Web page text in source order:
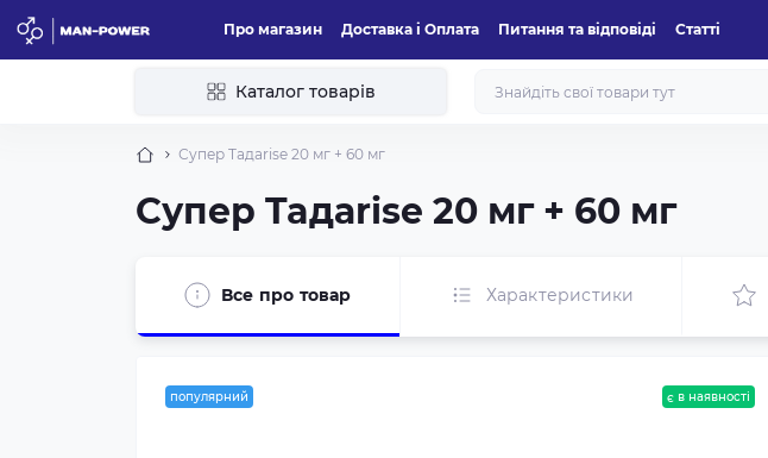
Про магазин Доставка і Оплата Питання та відповіді Статті
Каталог товарів
Супер Taдаrise 20 мг + 60 мг
Супер Taдаrise 20 мг + 60 мг
Все про товар Характеристики
популярний є в наявності